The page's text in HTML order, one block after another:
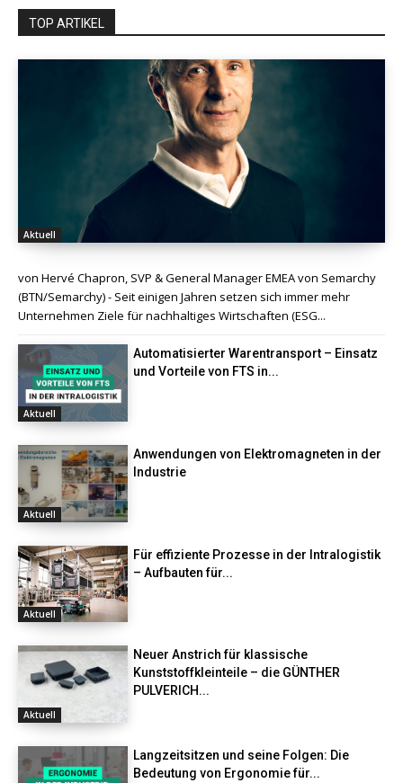
TOP ARTIKEL
Aktuell
von Hervé Chapron, SVP & General Manager EMEA von Semarchy
(BTN/Semarchy) - Seit einigen Jahren setzen sich immer mehr
Unternehmen Ziele für nachhaltiges Wirtschaften (ESG...
Aktuell
Automatisierter Warentransport – Einsatz
und Vorteile von FTS in...
Aktuell
Anwendungen von Elektromagneten in der
Industrie
Aktuell
Für effiziente Prozesse in der Intralogistik
– Aufbauten für...
Aktuell
Neuer Anstrich für klassische
Kunststoffkleinteile – die GÜNTHER
PULVERICH...
Langzeitsitzen und seine Folgen: Die
Bedeutung von Ergonomie für...